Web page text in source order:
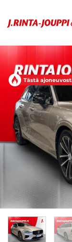
Tästä